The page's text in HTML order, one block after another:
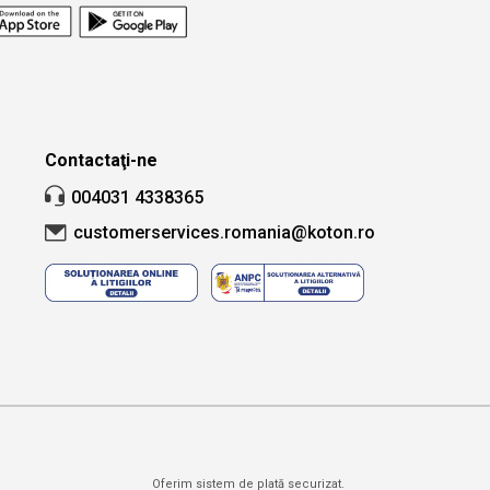
Contactaţi-ne
004031 4338365
customerservices.romania@koton.ro
Oferim sistem de plată securizat.
și oraș.